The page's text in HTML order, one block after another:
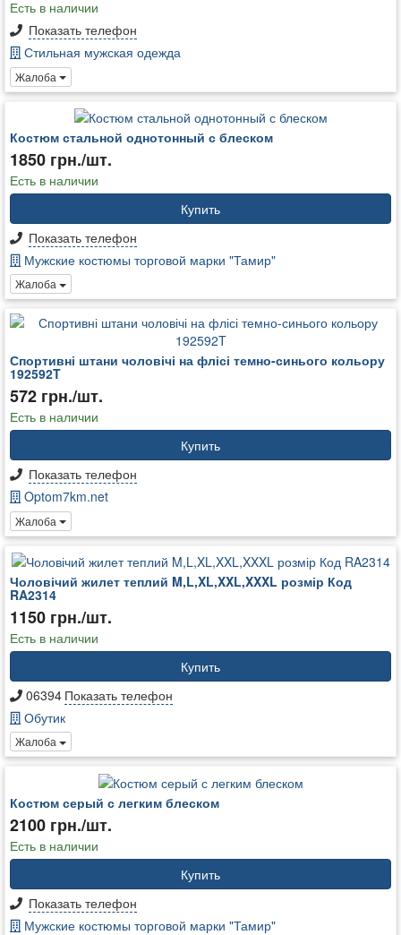
Есть в наличии
Показать телефон
Стильная мужская одежда
Жалоба
Костюм стальной однотонный с блеском
1850 грн./шт.
Есть в наличии
Купить
Показать телефон
Мужские костюмы торговой марки "Тамир"
Жалоба
Спортивні штани чоловічі на флісі темно-синього кольору
192592T
572 грн./шт.
Есть в наличии
Купить
Показать телефон
Optom7km.net
Жалоба
Чоловічий жилет теплий M,L,XL,XXL,XXXL розмір Код
RA2314
1150 грн./шт.
Есть в наличии
Купить
06394 Показать телефон
Обутик
Жалоба
Костюм серый с легким блеском
2100 грн./шт.
Есть в наличии
Купить
Показать телефон
Мужские костюмы торговой марки "Тамир"